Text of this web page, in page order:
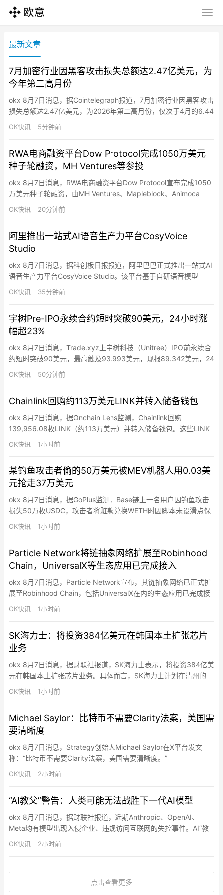
最新文章
7月加密行业因黑客攻击损失总额达2.47亿美元，为
今年第二高月份
okx 8月7日消息，据Cointelegraph报道，7月加密行业因黑客攻击
损失总额达2.47亿美元，为2026年第二高月份，仅次于4月的6.44
亿美元。其中Coldcard漏洞为当月最大安全事件，Galaxy Digital
确认三个攻击波次中至少1亿美元比特币从7,300个钱包被盗，第四
Bonzo…
OK快讯 5分钟前
RWA电商融资平台Dow Protocol完成1050万美元
种子轮融资，MH Ventures等参投
okx 8月7日消息，RWA电商融资平台Dow Protocol宣布完成1050
万美元种子轮融资，由MH Ventures、Mapleblock、Animoca
Brands、Arcane Group、HSKChain、Essentia Partners和
Quartet Group参投。据介绍，Dow Protocol为电商营运资金构建
OK快讯 20分钟前
阿里推出一站式AI语音生产力平台CosyVoice
Studio
okx 8月7日消息，据科创板日报报道，阿里巴巴正式推出一站式AI
语音生产力平台CosyVoice Studio。该平台基于自研语音模型
Qwen-Audio，包含语音记录CosyFlow、语音智能体CosyAgent和
音频内容创作工具CosyCreative等功能。
OK快讯 35分钟前
宇树Pre-IPO永续合约短时突破90美元，24小时涨
幅超23%
okx 8月7日消息，Trade.xyz上宇树科技（Unitree）IPO前永续合
约短时突破90美元，最高触及93.993美元，现报89.342美元，24
小时涨幅达23.4%。按照Trade.xyz定价500股价值30.5万元，预
估中签单签（一签500股）缴款约7.5万元，扣除认购缴款利润约
OK快讯 50分钟前
Chainlink回购约113万美元LINK并转入储备钱包
okx 8月7日消息，据Onchain Lens监测，Chainlink回购
139,956.08枚LINK（约113万美元）并转入储备钱包。这些LINK
通过Cowswap多笔兑换积累后归集。Chainlink储备钱包目前持有
535万枚LINK（约4390万美元），平均收购成本11.19美元。
OK快讯 1小时前
某钓鱼攻击者偷的50万美元被MEV机器人用0.03美
元抢走37万美元
okx 8月7日消息，据GoPlus监测，Base链上一名用户因钓鱼攻击
损失50万枚USDC，攻击者将赃款兑换WETH时因脚本未设滑点保
护，路由至几乎无流动性的Uniswap V4 WETH/USDC池，导致50
万USDC仅兑换到67.9枚ETH（价值12.9万美元），其中37万美元
易，但为…
OK快讯 1小时前
Particle Network将链抽象网络扩展至Robinhood
Chain，UniversalX等生态应用已完成接入
okx 8月7日消息，Particle Network宣布，其链抽象网络已正式扩
展至Robinhood Chain，包括UniversalX在内的生态应用已完成接
入。通过Particle Network的链抽象能力，用户无需手动跨链、兑
换Gas或迁移资产，即可直接使用任意链上的资产购买Robinhood
OK快讯 1小时前
SK海力士：将投资384亿美元在韩国本土扩张芯片
业务
okx 8月7日消息，据财联社报道，SK海力士表示，将投资384亿美
元在韩国本土扩张芯片业务。具体而言，SK海力士计划在清州的
M17芯片厂投资19.1万亿韩元（134.7亿美元），投资将在2031年
前完成；计划在龙仁投资35.2万亿韩元（约249 亿美元）用于第二
OK快讯 1小时前
Michael Saylor：比特币不需要Clarity法案，美国需
要清晰度
okx 8月7日消息，Strategy创始人Michael Saylor在X平台发文
称：“比特币不需要Clarity法案，美国需要清晰度。”
OK快讯 2小时前
“AI教父”警告：人类可能无法战胜下一代AI模型
okx 8月7日消息，据财联社报道，近期Anthropic、OpenAI、
Meta均有模型出现入侵企业、违规访问互联网的失控事件。AI“教
父”辛顿（Geoffrey Hinton）最新警告称，AI将具备更复杂意图与
逃脱控制能力，人类在面对下一代超级智能模型时，可能无法通过
OK快讯 2小时前
点击查看更多